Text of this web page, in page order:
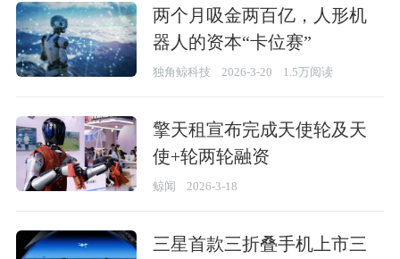
两个月吸金两百亿，人形机
器人的资本“卡位赛”
独角鲸科技 2026-3-20 1.5万阅读
擎天租宣布完成天使轮及天
使+轮两轮融资
鲸闻 2026-3-18
三星首款三折叠手机上市三